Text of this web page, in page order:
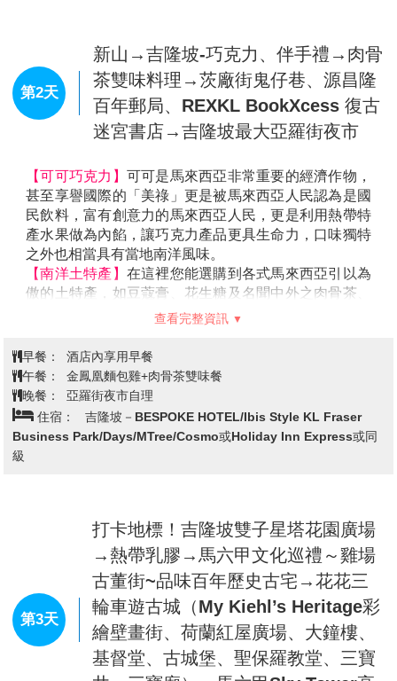
第2天
新山→吉隆坡-巧克力、伴手禮→肉骨
茶雙味料理→茨廠街鬼仔巷、源昌隆
百年郵局、REXKL BookXcess 復古
迷宮書店→吉隆坡最大亞羅街夜市
【可可巧克力】可可是馬來西亞非常重要的經濟作物，
甚至享譽國際的「美祿」更是被馬來西亞人民認為是國
民飲料，富有創意力的馬來西亞人民，更是利用熱帶特
東革阿里等各種土產，不論回國餽贈親友或自用珍藏都
十分適宜。
【茨廠街鬼仔巷】若說雙峰塔(KLCC)是吉隆坡地標性建
築，那麼最具歷史代表性的肯定非茨廠街莫屬。有著
140 多年歷史的茨廠街乃吉隆坡最早的開發的唐人街，
保存了濃郁的東方風情，猶其在夜間，商販們紛紛沿街
擺攤兜售服飾、紀念品、名牌仿冒品以及地道美食... 是
大馬旅遊必到的觀光景點。
查看完整資訊
酒店內享用早餐
午餐：
金鳳凰麵包雞+肉骨茶雙味餐
晚餐：
亞羅街夜市自理
住宿：
吉隆坡－BESPOKE HOTEL/Ibis Style KL Fraser
Business Park/Days/MTree/Cosmo或Holiday Inn Express或同